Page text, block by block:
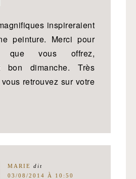
inspireraient
peinture. Merci pour
que vous offrez,
bon dimanche. Très
retrouvez sur votre
MARIE dit
03/08/2014 À 10:50